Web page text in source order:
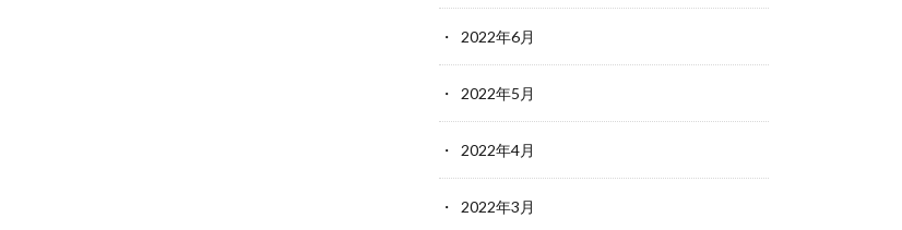
2022年6月
2022年5月
2022年4月
2022年3月